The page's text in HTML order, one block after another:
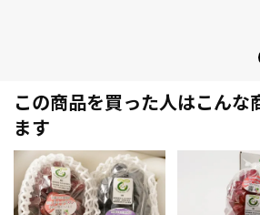
この商品を買った人はこんな
ます